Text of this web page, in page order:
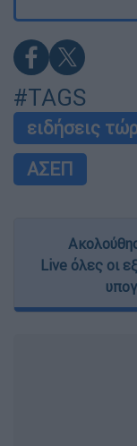
#TAGS
ειδήσεις
ΑΣΕΠ
Live όλες οι